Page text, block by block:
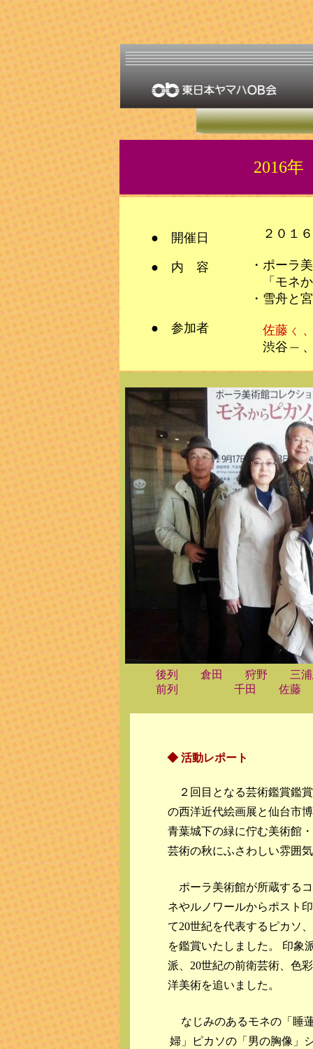
2016
● 開催日
● 内 容
● 参加者
２０１６
・ポ
「モネか
・雪
佐藤 く
渋谷 一
後列 倉田 狩野 三浦
前列 千田 佐藤
◆ 活動レポート
２回目となる芸術鑑賞鑑
の西洋近代絵画展と仙台市
青葉城下の緑に佇む美術館
芸術の秋にふさわしい雰囲
ポーラ美術館が所蔵する
ネやルノワールからポスト
て20世紀を代表するピカソ
を鑑賞いたしました。 印象
派、20世紀の前衛芸術、色
洋美術を追いました。
なじみのあるモネの「睡
婦」ピカソの「男の胸像」